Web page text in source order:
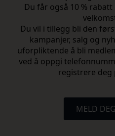
Du får også 10 %
Du vil i tillegg bli den
kampanjer, salg og
uforpliktende å bli
ved å oppgi
registrere deg
MELD